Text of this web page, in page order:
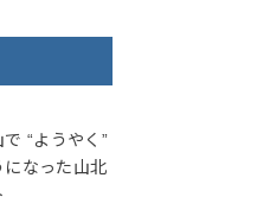
“ようやく”
になった山北